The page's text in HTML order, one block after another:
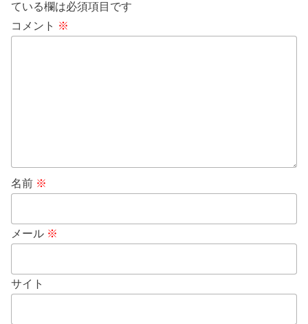
ている欄は必須項目です
コメント ※
名前 ※
メール ※
サイト